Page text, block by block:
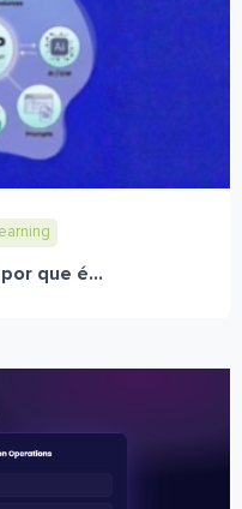
que é...